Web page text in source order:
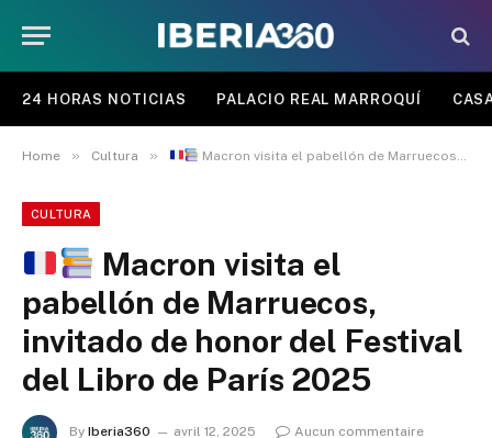
24 HORAS NOTICIAS PALACIO REAL MARROQUÍ
Home » Cultura » Macron visita el pabellón de Marruecos, invitado de honor del Festival del Libro de París 2025
CULTURA
Macron visita el
pabellón de Marruecos,
invitado de honor del Festival
del Libro de París 2025
By Iberia360 avril 12, 2025
Aucun commentaire